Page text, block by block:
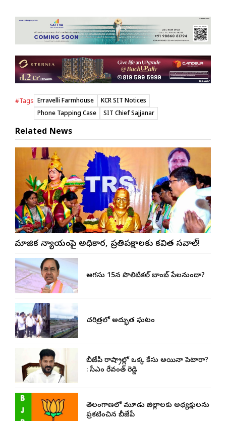
#Tags Erravelli Farmhouse
KCR SIT Notices
Phone Tapping Case
SIT Chief Sajjanar
Related News
సామాజిక న్యాయంపై అధికార, ప్రతిపక్షాలకు కవిత సవాల్!
ఆగస్టు 15న పొలిటికల్ బాంబ్ పేలనుందా?
చరిత్రలో అద్భుత ఘట్టం
బీజేపీ రాష్ట్రాల్లో ఒక్క కేసు అయినా పెట్టారా?
: సీఎం రేవంత్ రెడ్డి
తెలంగాణలో మూడు జిల్లాలకు అధ్యక్షులను
ప్రకటించిన బీజేపీ